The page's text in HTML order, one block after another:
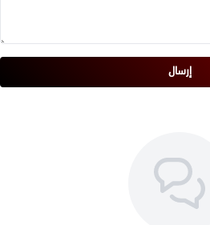
إرسال